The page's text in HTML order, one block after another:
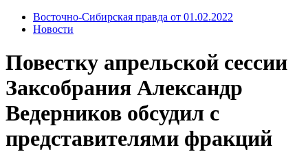
Восточно-Сибирская правда от 01.02.2022
Новости
Повестку апрельской сессии
Заксобрания Александр
Ведерников обсудил с
представителями фракций